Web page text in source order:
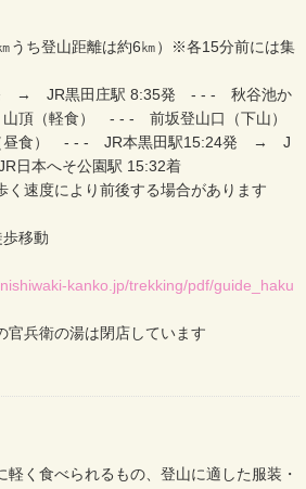
ち登山距離は約6㎞）※各15分前には集
→ JR黒田庄駅 8:35発 - - - 秋谷池か
頂（軽食） - - - 前坂登山口（下山）
昼食） - - - JR本黒田駅15:24発 → J
本へそ公園駅 15:32着
速度により前後する場合があります
移動
kanko.jp/trekking/pdf/guide_haku
湯は閉店しています
く食べられるもの、登山に適した服装・